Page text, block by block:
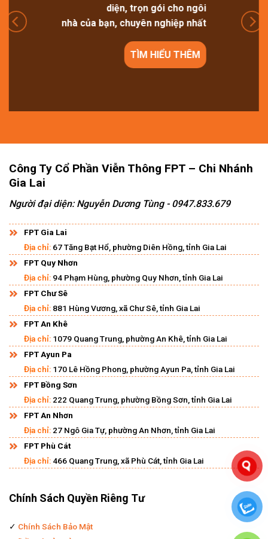
diện, trọn gói cho ngôi
nhà của bạn, chuyên nghiệp nhất
TÌM HIỂU THÊM
Công Ty Cổ Phần Viễn Thông FPT – Chi Nhánh
Gia Lai
Người đại diện: Nguyễn Dương Tùng - 0947.833.679
FPT Gia Lai
Địa chỉ: 67 Tăng Bạt Hổ, phường Diên Hồng, tỉnh Gia Lai
FPT Quy Nhơn
Địa chỉ: 94 Phạm Hùng, phường Quy Nhơn, tỉnh Gia Lai
FPT Chư Sê
Địa chỉ: 881 Hùng Vương, xã Chư Sê, tỉnh Gia Lai
FPT An Khê
Địa chỉ: 1079 Quang Trung, phường An Khê, tỉnh Gia Lai
FPT Ayun Pa
Địa chỉ: 170 Lê Hồng Phong, phường Ayun Pa, tỉnh Gia Lai
FPT Bồng Sơn
Địa chỉ: 222 Quang Trung, phường Bồng Sơn, tỉnh Gia Lai
FPT An Nhơn
Địa chỉ: 27 Ngô Gia Tự, phường An Nhơn, tỉnh Gia Lai
FPT Phù Cát
Địa chỉ: 466 Quang Trung, xã Phù Cát, tỉnh Gia Lai
Chính Sách Quyền Riêng Tư
✓ Chính Sách Bảo Mật